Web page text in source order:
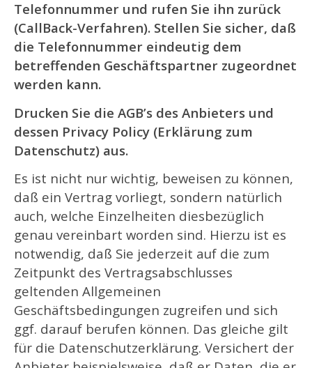
Telefonnummer und rufen Sie ihn zurück
(CallBack-Verfahren). Stellen Sie sicher, daß
die Telefonnummer eindeutig dem
betreffenden Geschäftspartner zugeordnet
werden kann.
Drucken Sie die AGB’s des Anbieters und
dessen Privacy Policy (Erklärung zum
Datenschutz) aus.
Es ist nicht nur wichtig, beweisen zu können,
daß ein Vertrag vorliegt, sondern natürlich
auch, welche Einzelheiten diesbezüglich
genau vereinbart worden sind. Hierzu ist es
notwendig, daß Sie jederzeit auf die zum
Zeitpunkt des Vertragsabschlusses
geltenden Allgemeinen
Geschäftsbedingungen zugreifen und sich
ggf. darauf berufen können. Das gleiche gilt
für die Datenschutzerklärung. Versichert der